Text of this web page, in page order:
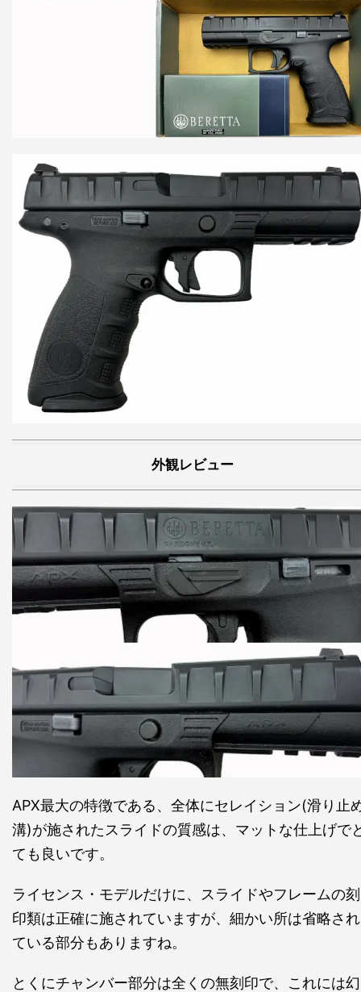
外観レビュー
APX最大の特徴である、全体にセレイション(滑り止
溝)が施されたスライドの質感は、マットな仕上げで
ても良いです。
ライセンス・モデルだけに、スライドやフレームの刻
印類は正確に施されていますが、細かい所は省略され
ている部分もありますね。
とくにチャンバー部分は全くの無刻印で、これには幻